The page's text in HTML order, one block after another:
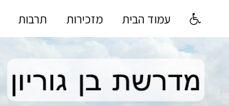
עמוד הבית מזכירות תרבות